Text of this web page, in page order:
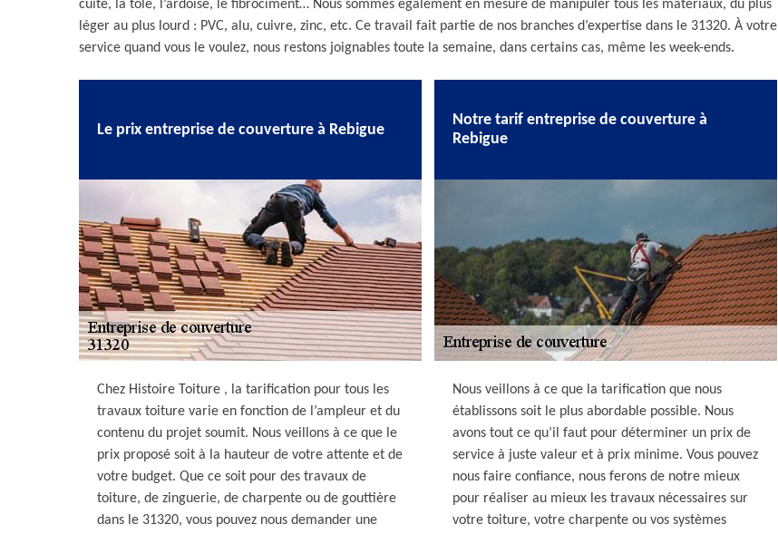
cuite, la tôle, l’ardoise, le fibrociment… Nous sommes également en mesure de manipuler tous les matériaux, du plus
léger au plus lourd : PVC, alu, cuivre, zinc, etc. Ce travail fait partie de nos branches d’expertise dans le 31320. À votre
service quand vous le voulez, nous restons joignables toute la semaine, dans certains cas, même les week-ends.
Le prix entreprise de couverture à Rebigue
Chez Histoire Toiture , la tarification pour tous les
travaux toiture varie en fonction de l’ampleur et du
contenu du projet soumit. Nous veillons à ce que le
prix proposé soit à la hauteur de votre attente et de
votre budget. Que ce soit pour des travaux de
toiture, de zinguerie, de charpente ou de gouttière
dans le 31320, vous pouvez nous demander une
Notre tarif entreprise de couverture à
Rebigue
Nous veillons à ce que la tarification que nous
établissons soit le plus abordable possible. Nous
avons tout ce qu’il faut pour déterminer un prix de
service à juste valeur et à prix minime. Vous pouvez
nous faire confiance, nous ferons de notre mieux
pour réaliser au mieux les travaux nécessaires sur
votre toiture, votre charpente ou vos systèmes